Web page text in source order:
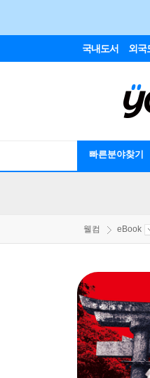
국내도서 외국
빠른분야찾기
웰컴 eBook